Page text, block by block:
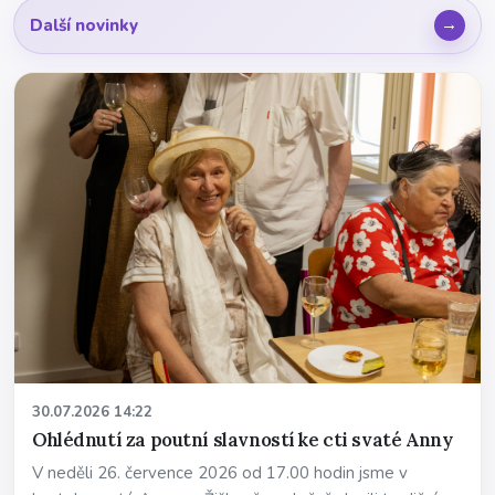
Další novinky
30.07.2026 14:22
Ohlédnutí za poutní slavností ke cti svaté Anny
V neděli 26. července 2026 od 17.00 hodin jsme v